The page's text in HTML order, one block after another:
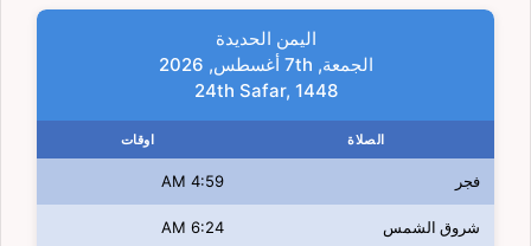
اليمن الحديدة
الجمعة, 7th أغسطس, 2026
24th Safar, 1448
الصلاة اوقات
فجر 4:59 AM
شروق الشمس 6:24 AM